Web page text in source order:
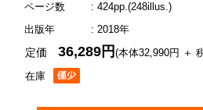
ページ数
: 424pp.(248illus.)
出版年
: 2018年
在庫
定価36,289円(本体32,990円 ＋